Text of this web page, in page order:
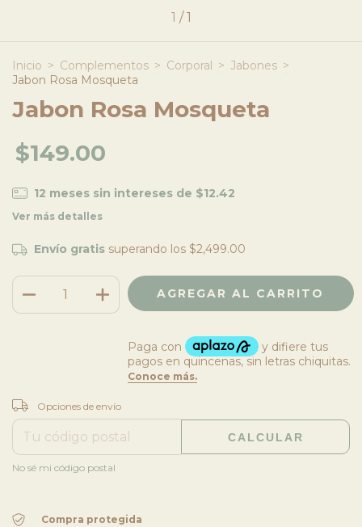
1 /1
Inicio > Complementos > Corporal > Jabones >
Jabon Rosa Mosqueta
Jabon Rosa Mosqueta
$149.00
12 meses sin intereses de $12.42
Ver más detalles
Envío gratis superando los $2,499.00
Entregas para el CP:
Opciones de envío
CALCULAR
No sé mi código postal
Compra protegida